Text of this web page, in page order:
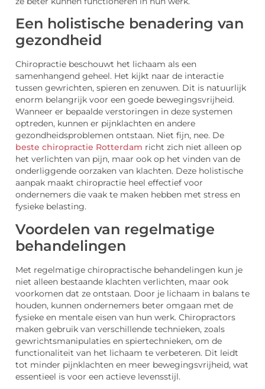
Een holistische benadering van
gezondheid
Chiropractie beschouwt het lichaam als een
samenhangend geheel. Het kijkt naar de interactie
tussen gewrichten, spieren en zenuwen. Dit is natuurlijk
enorm belangrijk voor een goede bewegingsvrijheid.
Wanneer er bepaalde verstoringen in deze systemen
optreden, kunnen er pijnklachten en andere
gezondheidsproblemen ontstaan. Niet fijn, nee. De
beste chiropractie Rotterdam richt zich niet alleen op
het verlichten van pijn, maar ook op het vinden van de
onderliggende oorzaken van klachten. Deze holistische
aanpak maakt chiropractie heel effectief voor
ondernemers die vaak te maken hebben met stress en
fysieke belasting.
Voordelen van regelmatige
behandelingen
Met regelmatige chiropractische behandelingen kun je
niet alleen bestaande klachten verlichten, maar ook
voorkomen dat ze ontstaan. Door je lichaam in balans te
houden, kunnen ondernemers beter omgaan met de
fysieke en mentale eisen van hun werk. Chiropractors
maken gebruik van verschillende technieken, zoals
gewrichtsmanipulaties en spiertechnieken, om de
functionaliteit van het lichaam te verbeteren. Dit leidt
tot minder pijnklachten en meer bewegingsvrijheid, wat
essentieel is voor een actieve levensstijl.